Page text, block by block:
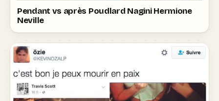
Pendant vs après Poudlard Nagini Hermione
Neville